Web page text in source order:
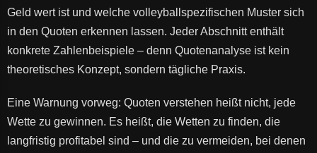
Geld wert ist und welche volleyballspezifischen Muster sich
in den Quoten erkennen lassen. Jeder Abschnitt enthält
konkrete Zahlenbeispiele – denn Quotenanalyse ist kein
theoretisches Konzept, sondern tägliche Praxis.
Eine Warnung vorweg: Quoten verstehen heißt nicht, jede
Wette zu gewinnen. Es heißt, die Wetten zu finden, die
langfristig profitabel sind – und die zu vermeiden, bei denen